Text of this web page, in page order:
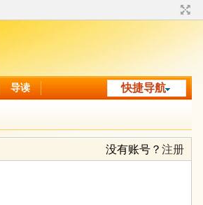
快捷导航
导读
没有账号？ 注册